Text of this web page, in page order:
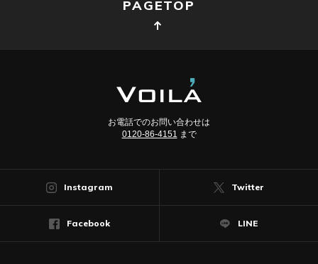
PAGETOP
お電話でのお問い合わせは
0120-86-4151 まで
Instagram Twitter
Facebook LINE